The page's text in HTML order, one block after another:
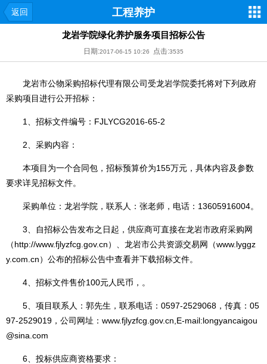
返回 工程养护
龙岩学院绿化养护服务项目招标公告
日期:2017-06-15 10:26 点击:3535
龙岩市公物采购招标代理有限公司受龙岩学院委托将对下列政府
采购项目进行公开招标：
1、招标文件编号：FJLYCG2016-65-2
2、采购内容：
本项目为一个合同包，招标预算价为155万元，具体内容及参数
要求详见招标文件。
采购单位：龙岩学院，联系人：张老师，电话：13605916004。
3、自招标公告发布之日起，供应商可直接在龙岩市政府采购网
（http://www.fjlyzfcg.gov.cn）、龙岩市公共资源交易网（www.lyggz
y.com.cn）公布的招标公告中查看并下载招标文件。
4、招标文件售价100元人民币，。
5、项目联系人：郭先生，联系电话：0597-2529068，传真：05
97-2529019，公司网址： www.fjlyzfcg.gov.cn,E-mail:longyancaigou
@sina.com
6、投标供应商资格要求：